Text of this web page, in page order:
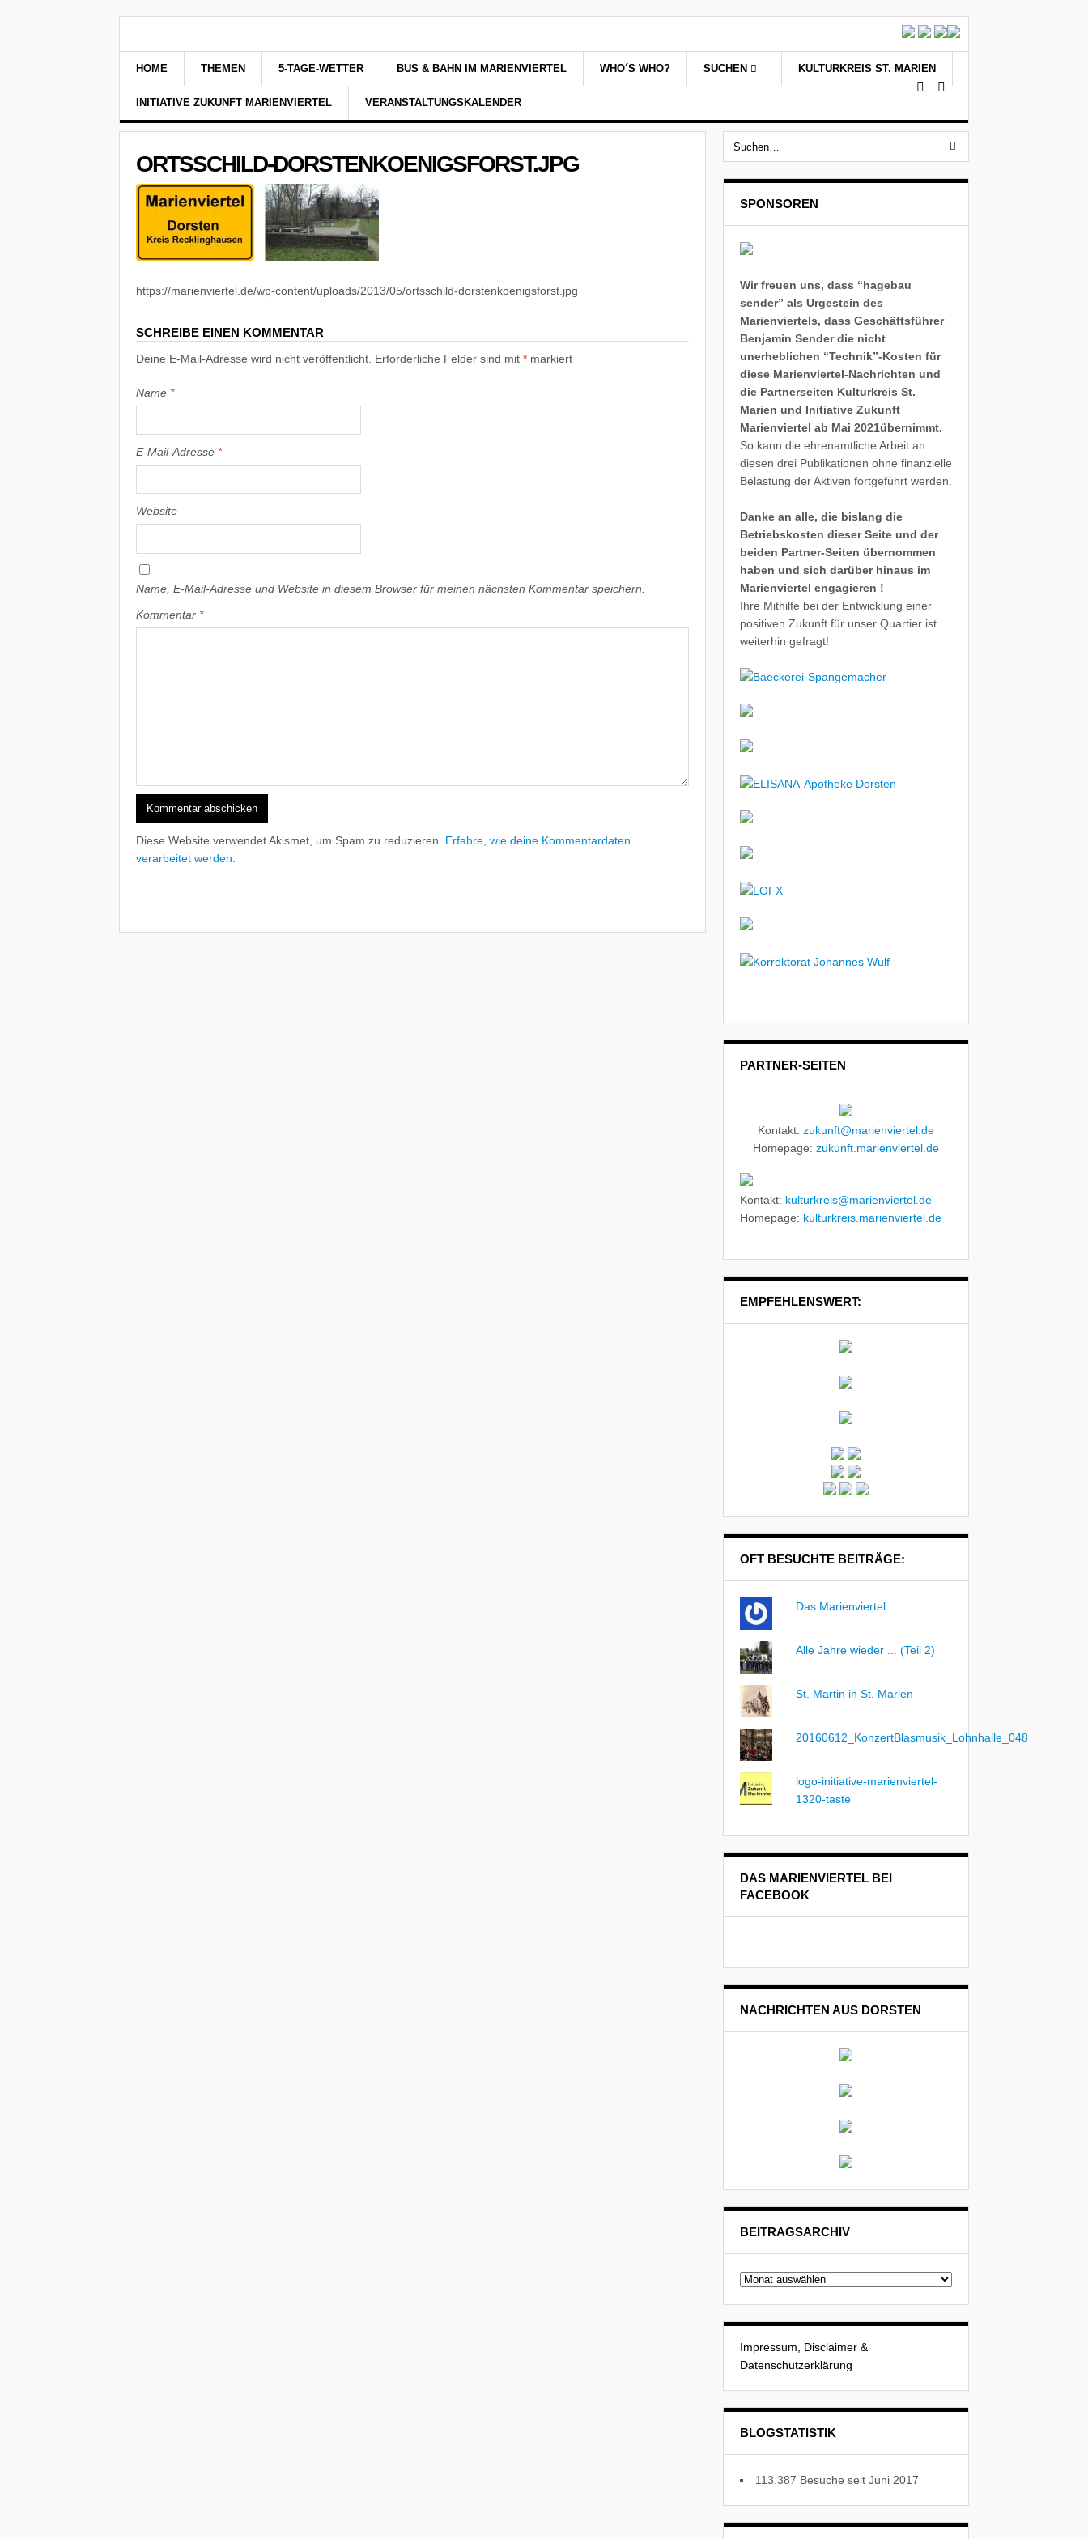
HOME THEMEN 5-TAGE-WETTER BUS & BAHN IM MARIENVIERTEL WHO´S WHO? SUCHEN KULTURKREIS ST. MARIEN
INITIATIVE ZUKUNFT MARIENVIERTEL VERANSTALTUNGSKALENDER
ORTSSCHILD-DORSTENKOENIGSFORST.JPG
https://marienviertel.de/wp-content/uploads/2013/05/ortsschild-dorstenkoenigsforst.jpg
SCHREIBE EINEN KOMMENTAR
Deine E-Mail-Adresse wird nicht veröffentlicht. Erforderliche Felder sind mit * markiert
Name *
E-Mail-Adresse *
Website
Name, E-Mail-Adresse und Website in diesem Browser für meinen nächsten Kommentar speichern.
Kommentar *
Diese Website verwendet Akismet, um Spam zu reduzieren. Erfahre, wie deine Kommentardaten
verarbeitet werden.
SPONSOREN
Wir freuen uns, dass “hagebau
sender” als Urgestein des
Marienviertels, dass Geschäftsführer
Benjamin Sender die nicht
unerheblichen “Technik”-Kosten für
diese Marienviertel-Nachrichten und
die Partnerseiten Kulturkreis St.
Marien und Initiative Zukunft
Marienviertel ab Mai 2021übernimmt.
So kann die ehrenamtliche Arbeit an
diesen drei Publikationen ohne finanzielle
Belastung der Aktiven fortgeführt werden.
Danke an alle, die bislang die
Betriebskosten dieser Seite und der
beiden Partner-Seiten übernommen
haben und sich darüber hinaus im
Marienviertel engagieren !
Ihre Mithilfe bei der Entwicklung einer
positiven Zukunft für unser Quartier ist
weiterhin gefragt!
PARTNER-SEITEN
Kontakt: zukunft@marienviertel.de
Homepage: zukunft.marienviertel.de
Kontakt: kulturkreis@marienviertel.de
Homepage: kulturkreis.marienviertel.de
EMPFEHLENSWERT:
OFT BESUCHTE BEITRÄGE:
Das Marienviertel
Alle Jahre wieder ... (Teil 2)
St. Martin in St. Marien
20160612_KonzertBlasmusik_Lohnhalle_048
logo-initiative-marienviertel-
1320-taste
DAS MARIENVIERTEL BEI
FACEBOOK
NACHRICHTEN AUS DORSTEN
BEITRAGSARCHIV
Beitragsarchiv
Impressum, Disclaimer &
Datenschutzerklärung
BLOGSTATISTIK
113.387 Besuche seit Juni 2017